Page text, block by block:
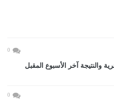
0
والنتيجة آخر الأسبوع المقبل
0